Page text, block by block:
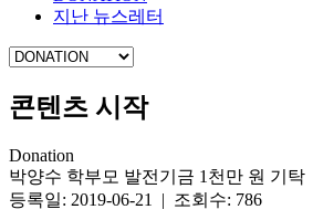
지난 뉴스레터
콘텐츠 시작
Donation
박양수 학부모 발전기금 1천만 원 기탁
등록일: 2019-06-21 | 조회수: 786